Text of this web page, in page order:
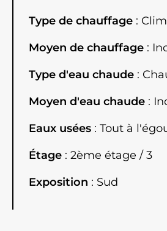
Type de chauffage
Moyen de chauffage
Type d'eau chaude
Moyen d'eau chaude
Eaux usées
Tout à
Étage
2ème étage / 3
Exposition
Sud